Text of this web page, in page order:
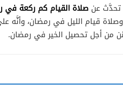
تحدَّث عن صلاة القيام كم ركعة في
وصلاة قيام الليل في رمضان، وأنَّه
من أجل تحصيل الخير في رمضان.